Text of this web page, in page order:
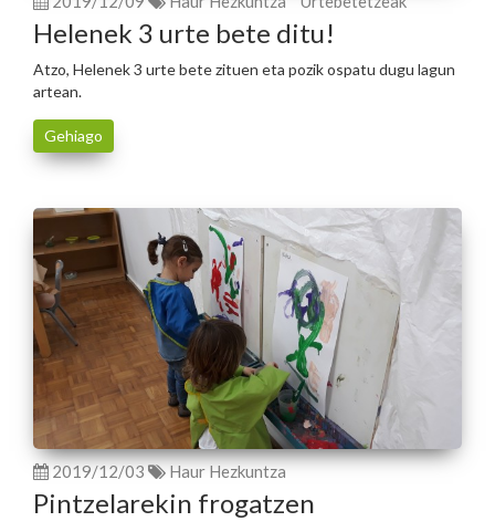
Helenek 3 urte bete ditu!
Atzo, Helenek 3 urte bete zituen eta pozik ospatu dugu lagun
artean.
Gehiago
2019/12/03 Haur Hezkuntza
Pintzelarekin frogatzen